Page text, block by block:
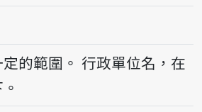
音讀khu
的範圍。 行政單位名，在